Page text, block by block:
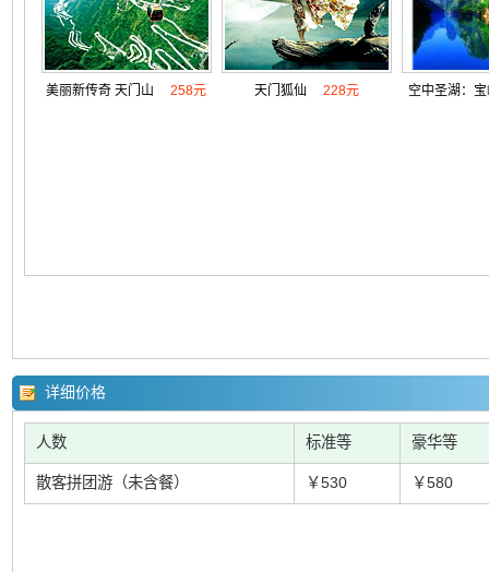
美丽新传奇 天门山 258元 天门狐仙 228元 空中圣湖：
详细价格
人数 标准等 豪华等
散客拼团游（未含餐） ￥530 ￥580